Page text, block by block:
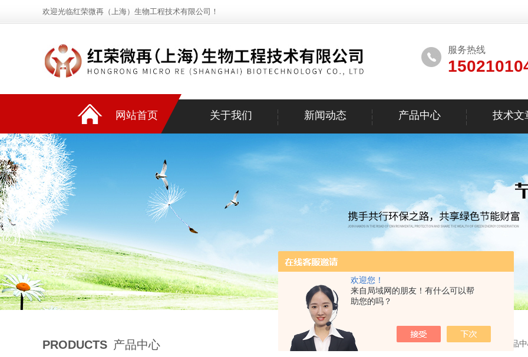
欢迎您！
来自局域网的朋友！有什么可以帮
助您的吗？
欢迎光临红荣微再（上海）生物工程技术有限公司！
服务热线
网站首页 关于我们 新闻动态 产品中心 技术文
PRODUCTS 产品中心 首页 产品